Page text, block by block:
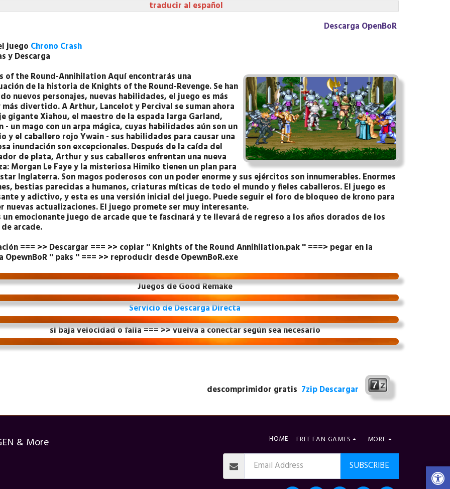
traducir al español
Descarga OpenBoR
juego Chrono Crash
y Descarga
of the Round-Annihilation Aquí encontrarás una
de la historia de Knights of the Round-Revenge. Se han
nuevos personajes, nuevas habilidades, el juego es más
divertido. A Arthur, Lancelot y Percival se suman ahora
gigante Xiahou, el maestro de la espada larga Garland,
- un mago con un arpa mágica, cuyas habilidades aún son un
y el caballero rojo Ywain - sus habilidades para causar una
inundación son excepcionales. Después de la caída del
de plata, Arthur y sus caballeros enfrentan una nueva
Morgan Le Faye y la misteriosa Himiko tienen un plan para
Inglaterra. Son magos poderosos con un poder enorme y sus ejércitos son innumerables. Enormes
bestias parecidas a humanos, criaturas míticas de todo el mundo y fieles caballeros. El juego es
y adictivo, y esta es una versión inicial del juego. Puede seguir el foro de bloqueo de krono para
nuevas actualizaciones. El juego promete ser muy interesante.
un emocionante juego de arcade que te fascinará y te llevará de regreso a los años dorados de los
arcade.
=== >> Descargar === >> copiar '' Knights of the Round Annihilation.pak '' ===> pegar en la
OpewnBoR '' paks '' === >> reproducir desde OpewnBoR.exe
Juegos de Good Remake
Servicio de Descarga Directa
si baja velocidad o falla === >> vuelva a conectar según sea necesario
descomprimidor gratis 7zipDescargar
& More HOME FREE FAN GAMES MORE
SUBSCRIBE